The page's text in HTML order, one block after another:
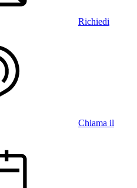
Richiedi
Chiama il